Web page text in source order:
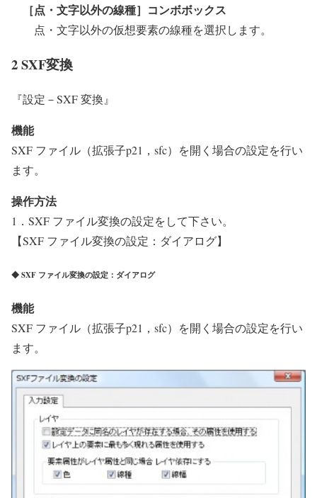
［点・文字以外の線種］コンボボックス
点・文字以外の仮想要素の線種を選択します。
2 SXF変換
『設定－SXF 変換』
機能
SXF ファイル（拡張子p21，sfc）を開く場合の設定を行い
ます。
操作方法
1．SXF ファイル変換の設定をして下さい。
【SXF ファイル変換の設定：ダイアログ】
◆ SXF ファイル変換の設定：ダイアログ
機能
SXF ファイル（拡張子p21，sfc）を開く場合の設定を行い
ます。